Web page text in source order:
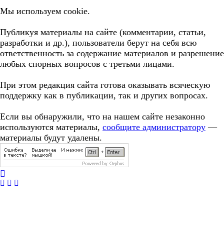
Мы используем cookie.
Публикуя материалы на сайте (комментарии, статьи,
разработки и др.), пользователи берут на себя всю
ответственность за содержание материалов и разрешение
любых спорных вопросов с третьми лицами.
При этом редакция сайта готова оказывать всяческую
поддержку как в публикации, так и других вопросах.
Если вы обнаружили, что на нашем сайте незаконно
используются материалы, сообщите администратору —
материалы будут удалены.